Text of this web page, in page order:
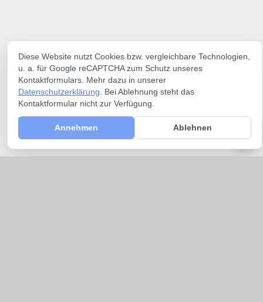
Diese Website nutzt Cookies bzw. vergleichbare Technologien,
u. a. für Google reCAPTCHA zum Schutz unseres
Kontaktformulars. Mehr dazu in unserer
Datenschutzerklärung . Bei Ablehnung steht das
Kontaktformular nicht zur Verfügung.
Annehmen Ablehnen